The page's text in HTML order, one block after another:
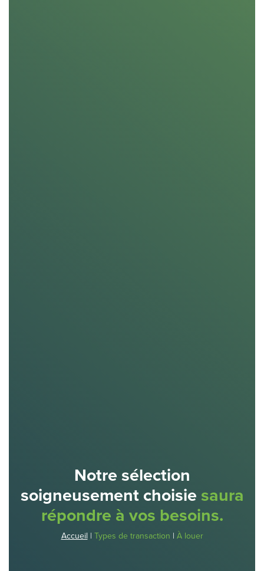
Notre sélection
soigneusement choisie saura
répondre à vos besoins.
Accueil | Types de transaction | À louer